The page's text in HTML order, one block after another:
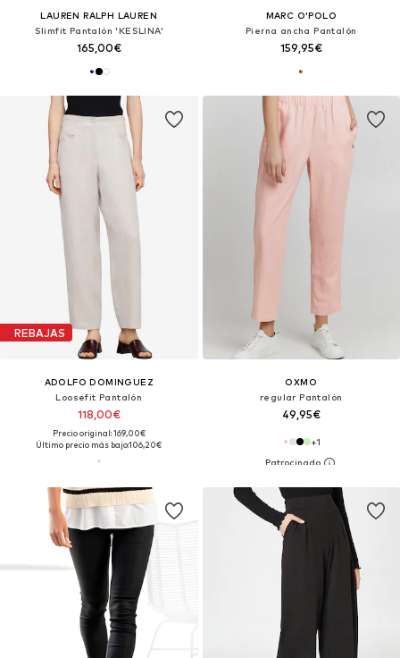
LAUREN RALPH LAUREN
Slimfit Pantalón 'KESLINA'
165,00€
MARC O'POLO
Pierna ancha Pantalón
159,95€
REBAJAS
ADOLFO DOMINGUEZ
Loosefit Pantalón
118,00€
Precio original: 169,00€
Último precio más bajo:106,20€
OXMO
regular Pantalón
49,95€
+1